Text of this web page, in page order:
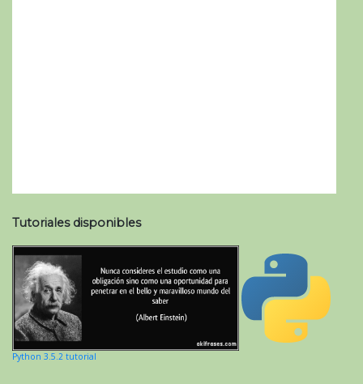
Tutoriales disponibles
Python 3.5.2 tutorial